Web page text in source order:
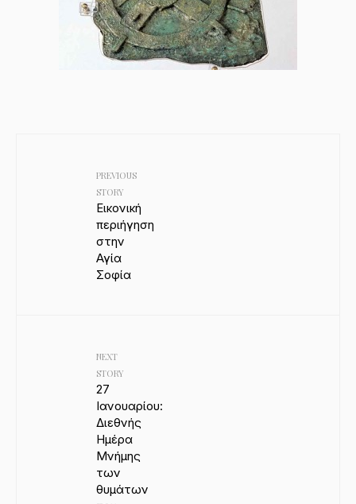
PREVIOUS
STORY
Εικονική
περιήγηση
στην
Αγία
Σοφία
NEXT
STORY
27
Ιανουαρίου:
Διεθνής
Ημέρα
Μνήμης
των
θυμάτων